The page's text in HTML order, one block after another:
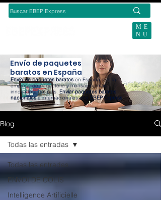
ME
NU
Envío de paquetes
baratos en España
Envío de paquetes baratos en España con la
empresa de paquetería y mensajería más
innovadora del país. Enviar paquetes baratos
nacionalese internacionales con EBEP Express.
Blog
Todas las entradas
ENVOI DE COLIS
Intelligence Artificielle
Todas las entradas